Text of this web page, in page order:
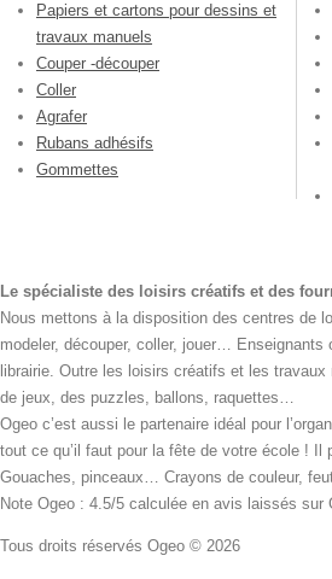
Papiers et cartons pour dessins et
travaux manuels
Couper -découper
Coller
Agrafer
Rubans adhésifs
Gommettes
Le spécialiste des loisirs créatifs et des
Nous mettons à la disposition des centres de
modeler, découper, coller, jouer…
librairie. Outre les loisirs créatifs et les
de jeux, des puzzles, ballons, raquettes…
Ogeo c’est aussi le partenaire idéal pour
tout ce qu’il faut pour la fête de votre école !
Gouaches, pinceaux… Crayons de couleur,
Note Ogeo : 4.5/5 calculée en avis laissés sur
Tous droits réservés Ogeo © 2026